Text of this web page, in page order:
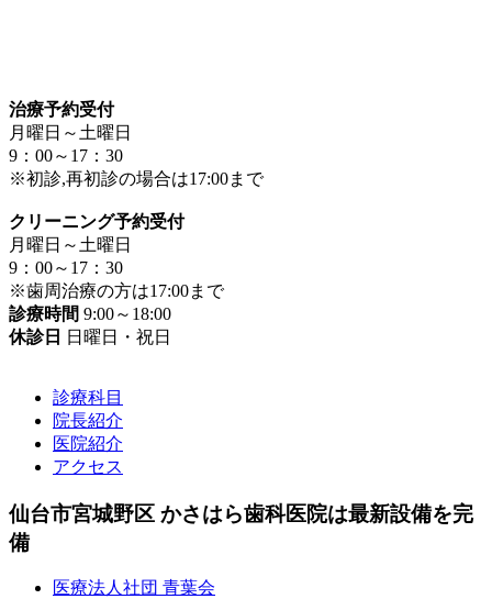
治療予約受付
月曜日～土曜日
9：00～17：30
※初診,再初診の場合は17:00まで
クリーニング予約受付
月曜日～土曜日
9：00～17：30
※歯周治療の方は17:00まで
診療時間 9:00～18:00
休診日
日曜日・祝日
診療科目
院長紹介
医院紹介
アクセス
仙台市宮城野区 かさはら歯科医院は最新設備を完
備
医療法人社団 青葉会